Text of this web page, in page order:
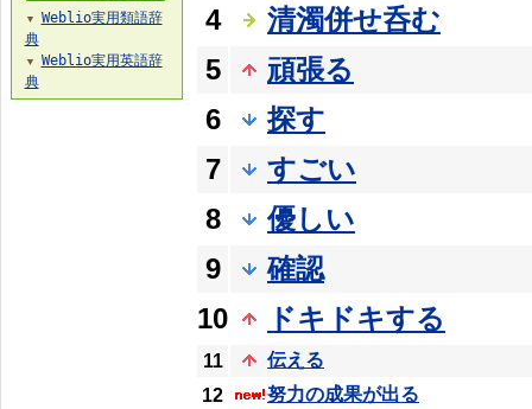
4
清濁併せ呑む
5
頑張る
6
探す
7
すごい
8
優しい
9
確認
10
ドキドキする
11
伝える
12
努力の成果が出る
▼
Weblio実用類語辞
典
▼
Weblio実用英語辞
典